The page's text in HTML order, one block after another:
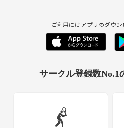
ご利用にはアプリのダウ
サークル登録数No.1